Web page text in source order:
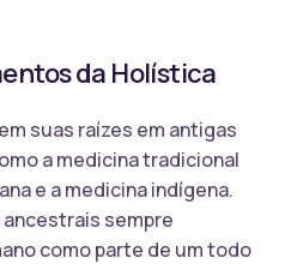
da Holística
suas raízes em antigas
a medicina tradicional
e a medicina indígena.
sempre
como parte de um todo